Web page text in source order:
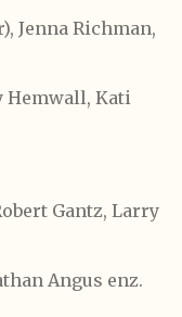
Jenna Richman,
Hemwall, Kati
Gantz, Larry
Angus enz.